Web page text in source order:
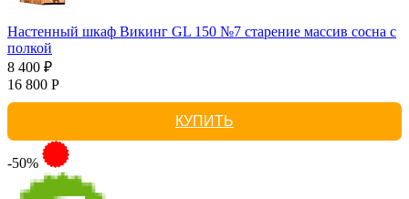
Настенный шкаф Викинг GL 150 №7 старение массив сосна с
полкой
8 400 ₽
16 800 Р
КУПИТЬ
-50%